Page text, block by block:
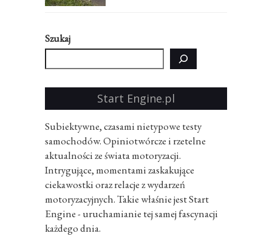
Szukaj
Start Engine.pl
Subiektywne, czasami nietypowe testy
samochodów. Opiniotwórcze i rzetelne
aktualności ze świata motoryzacji.
Intrygujące, momentami zaskakujące
ciekawostki oraz relacje z wydarzeń
motoryzacyjnych. Takie właśnie jest Start
Engine - uruchamianie tej samej fascynacji
każdego dnia.